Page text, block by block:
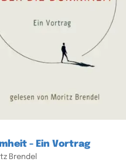
- Ein Vortrag
Brendel